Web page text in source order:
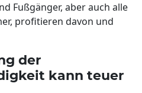
Fußgänger, aber auch alle
profitieren davon und
der
kann teuer